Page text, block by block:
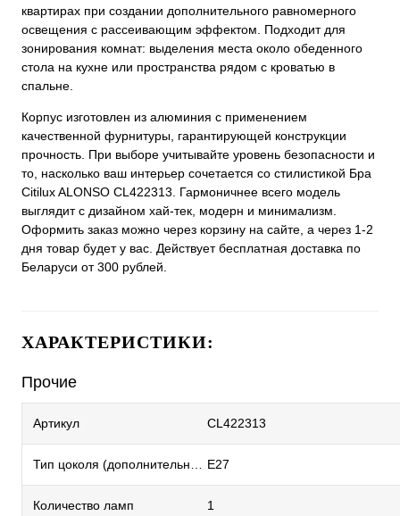
квартирах при создании дополнительного равномерного
освещения с рассеивающим эффектом. Подходит для
зонирования комнат: выделения места около обеденного
стола на кухне или пространства рядом с кроватью в
спальне.
Корпус изготовлен из алюминия с применением
качественной фурнитуры, гарантирующей конструкции
прочность. При выборе учитывайте уровень безопасности и
то, насколько ваш интерьер сочетается со стилистикой Бра
Citilux ALONSO CL422313. Гармоничнее всего модель
выглядит с дизайном хай-тек, модерн и минимализм.
Оформить заказ можно через корзину на сайте, а через 1-2
дня товар будет у вас. Действует бесплатная доставка по
Беларуси от 300 рублей.
ХАРАКТЕРИСТИКИ:
Прочие
Артикул CL422313
E27
Количество ламп 1